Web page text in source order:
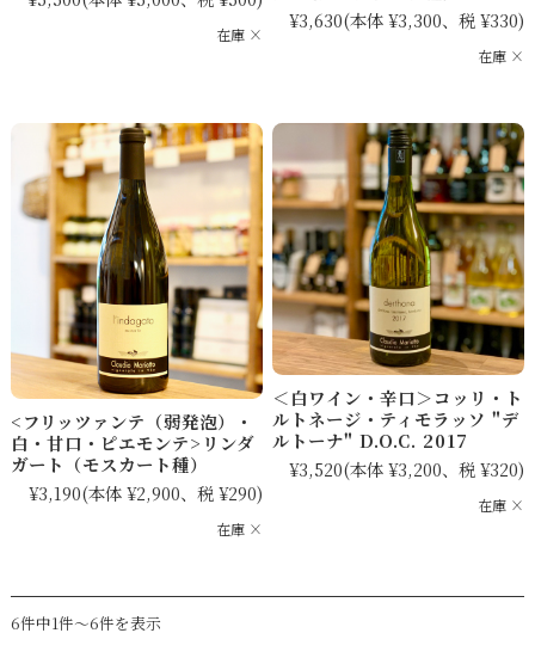
在庫 ×
¥3,630(本体 ¥3,300、税 ¥330)
在庫 ×
<フリッツァンテ（弱発泡）・
白・甘口・ピエモンテ>リンダ
ガート（モスカート種）
¥3,190(本体 ¥2,900、税 ¥290)
在庫 ×
＜白ワイン・辛口＞コッリ・ト
ルトネージ・ティモラッソ "デ
ルトーナ" D.O.C. 2017
¥3,520(本体 ¥3,200、税 ¥320)
在庫 ×
6件中1件～6件を表示